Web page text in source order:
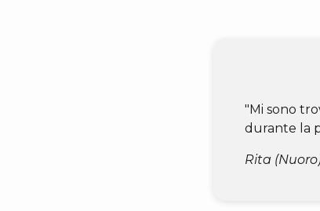
"Mi sono
durante la
Rita